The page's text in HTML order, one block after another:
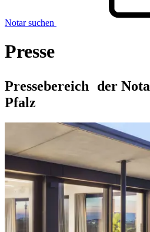
Notar suchen
Presse
Pressebereich der
Pfalz